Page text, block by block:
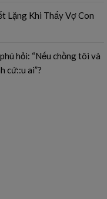
Lặng Khi Thấy Vợ Con
hỏi: “Nếu chồng tôi và
cứ::u ai”?